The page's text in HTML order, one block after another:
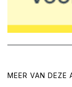
MEER VAN DEZE